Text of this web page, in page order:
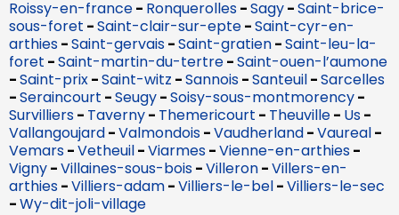
Roissy-en-france- Ronquerolles-Sagy-Saint-brice-
sous-foret -Saint-clair-sur-epte-Saint-cyr-en-
arthies-Saint-gervais-Saint-gratien-Saint-leu-la-
foret -Saint-martin-du-tertre-Saint-ouen-l’aumone
-Saint-prix-Saint-witz -Sannois-Santeuil-Sarcelles
-Seraincourt -Seugy-Soisy-sous-montmorency-
Survilliers- Taverny- Themericourt - Theuville- Us-
Vallangoujard-Valmondois-Vaudherland-Vaureal-
Vemars-Vetheuil-Viarmes-Vienne-en-arthies-
Vigny-Villaines-sous-bois-Villeron-Villers-en-
arthies-Villiers-adam-Villiers-le-bel-Villiers-le-sec
-Wy-dit-joli-village